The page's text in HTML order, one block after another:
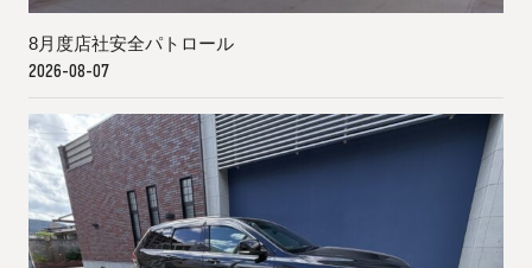
8月度店社安全パトロール
2026-08-07